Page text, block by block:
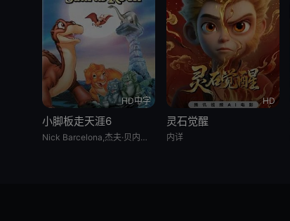
HD中字
小脚板走天涯6
Nick Barcelona,杰夫·贝内特,南茜·卡特莱特,艾莉娅·诺埃尔·柯曾,托马斯·戴克,米丽亚姆·福林
HD
灵石觉醒
内详